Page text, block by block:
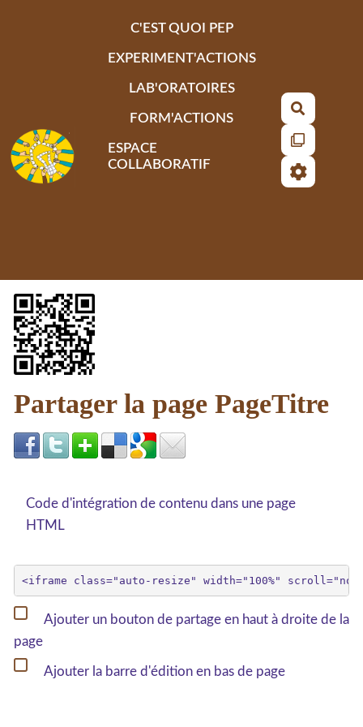
C'EST QUOI PEP
EXPERIMENT'ACTIONS
LAB'ORATOIRES
FORM'ACTIONS
ESPACE
COLLABORATIF
Partager la page PageTitre
Code d'intégration de contenu dans une page
HTML
Ajouter un bouton de partage en haut à droite de la
page
Ajouter la barre d'édition en bas de page